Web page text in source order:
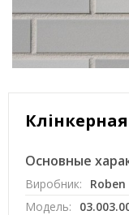
Основные
Виробник:
Roben
Модель: